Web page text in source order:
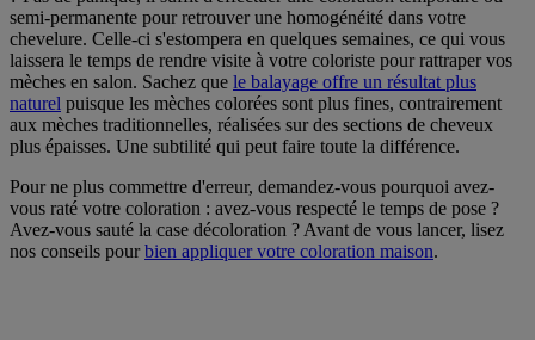
semi-permanente pour retrouver une homogénéité dans votre
chevelure. Celle-ci s'estompera en quelques semaines, ce qui vous
laissera le temps de rendre visite à votre coloriste pour rattraper vos
mèches en salon. Sachez que le balayage offre un résultat plus
naturel puisque les mèches colorées sont plus fines, contrairement
aux mèches traditionnelles, réalisées sur des sections de cheveux
plus épaisses. Une subtilité qui peut faire toute la différence.
Pour ne plus commettre d'erreur, demandez-vous pourquoi avez-
vous raté votre coloration : avez-vous respecté le temps de pose ?
Avez-vous sauté la case décoloration ? Avant de vous lancer, lisez
nos conseils pourbien appliquer votre coloration maison.